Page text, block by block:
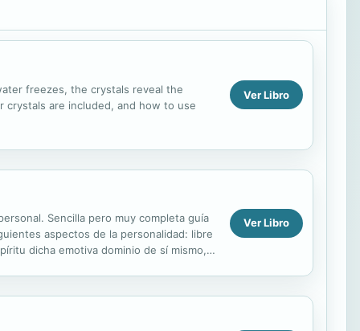
freezes, the crystals reveal the
are included, and how to use
Ver Libro
Sencilla pero muy completa guía
aspectos de la personalidad: libre
dicha emotiva dominio de sí mismo,
Ver Libro